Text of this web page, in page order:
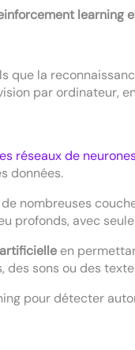
learning
que la
par ordinateur,
réseaux de
données.
nombreuses
profonds, avec
en
des sons ou des
pour détecter